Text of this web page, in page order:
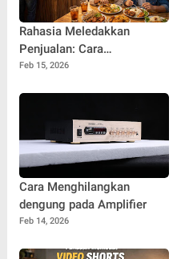
Rahasia Meledakkan
Penjualan: Cara
Meningkatkan Omset
Konsisten
Feb 15, 2026
Cara Menghilangkan
dengung pada Amplifier
Feb 14, 2026